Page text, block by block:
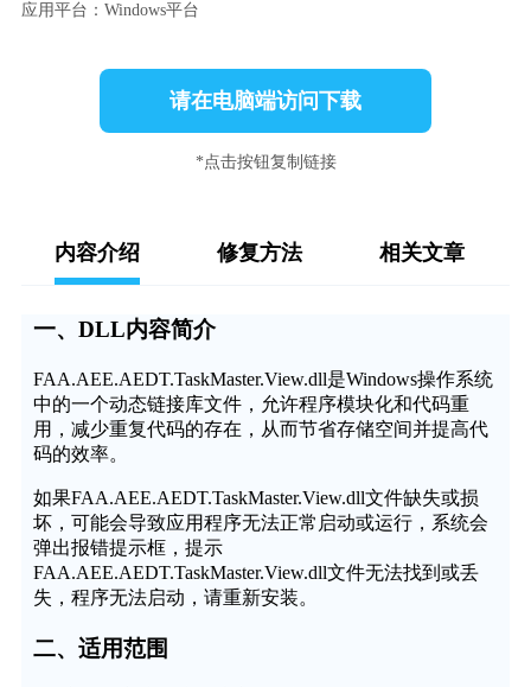
应用平台：Windows平台
请在电脑端访问下载
*点击按钮复制链接
内容介绍 修复方法 相关文章
一、DLL内容简介
FAA.AEE.AEDT.TaskMaster.View.dll是Windows操作系统
中的一个动态链接库文件，允许程序模块化和代码重
用，减少重复代码的存在，从而节省存储空间并提高代
码的效率。
如果FAA.AEE.AEDT.TaskMaster.View.dll文件缺失或损
坏，可能会导致应用程序无法正常启动或运行，系统会
弹出报错提示框，提示
FAA.AEE.AEDT.TaskMaster.View.dll文件无法找到或丢
失，程序无法启动，请重新安装。
二、适用范围